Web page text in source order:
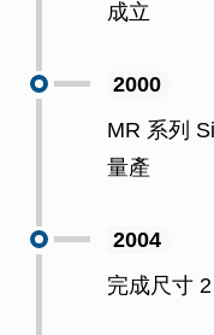
成立
2000
MR 系列
量產
2004
完成尺寸